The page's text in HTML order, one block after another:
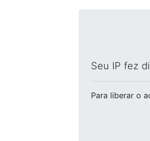
Seu IP fez
Para liberar o